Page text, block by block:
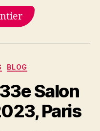
BLOG
Salon
Paris